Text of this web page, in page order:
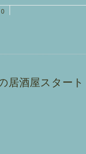
0
居酒屋スタート